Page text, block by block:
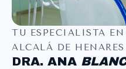
TU ESPECIALISTA
ALCALÁ DE HENARES
DRA. ANA